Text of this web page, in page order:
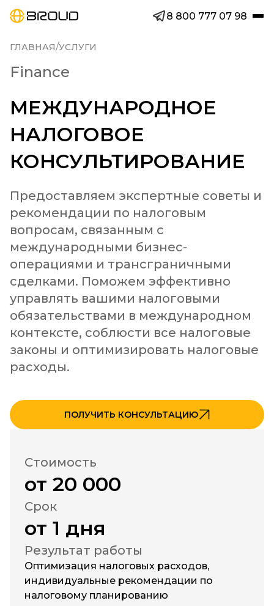
8 800 777 07 98
ГЛАВНАЯ/УСЛУГИ
Finance
МЕЖДУНАРОДНОЕ
НАЛОГОВОЕ
КОНСУЛЬТИРОВАНИЕ
Предоставляем экспертные советы и
рекомендации по налоговым
вопросам, связанным с
международными бизнес-
операциями и трансграничными
сделками. Поможем эффективно
управлять вашими налоговыми
обязательствами в международном
контексте, соблюсти все налоговые
законы и оптимизировать налоговые
расходы.
ПОЛУЧИТЬ КОНСУЛЬТАЦИЮ
Стоимость
от 20 000
Срок
от 1 дня
Результат работы
Оптимизация налоговых расходов,
индивидуальные рекомендации по
налоговому планированию